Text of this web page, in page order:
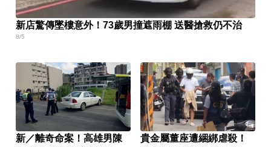
新店驚傳墜樓意外！73歲男撞遮雨棚 送醫搶救仍不治
8/5
新／離奇命案！高雄男陳
貴金屬董座遭綑綁虐殺！